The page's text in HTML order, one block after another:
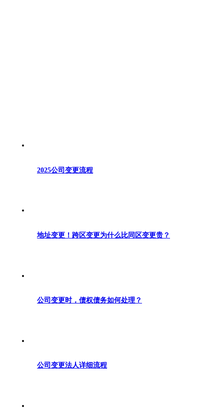
2025公司变更流程
地址变更！跨区变更为什么比同区变更贵？
公司变更时，债权债务如何处理？
公司变更法人详细流程